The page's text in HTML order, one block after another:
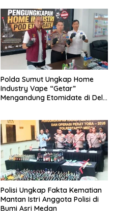
‎Polda Sumut Ungkap Home
Industry Vape “Getar”
Mengandung Etomidate di Deli
Polisi Ungkap Fakta Kematian
Mantan Istri Anggota Polisi di
Bumi Asri Medan